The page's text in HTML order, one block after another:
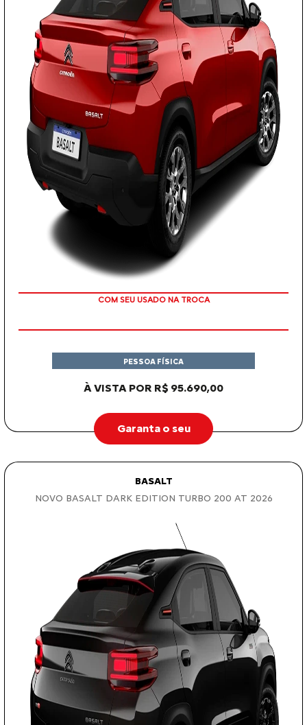
OU TAXA 0%
À VISTA POR R$ 95.690,00
PESSOA FÍSICA
Garanta o seu
BASALT
NOVO BASALT DARK EDITION TURBO 200 AT 2026